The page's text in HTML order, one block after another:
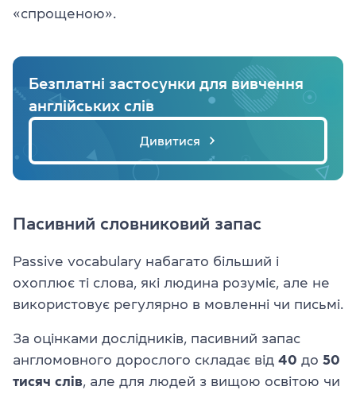
«спрощеною».
Безплатні застосунки для вивчення
англійських слів
Дивитися
Пасивний словниковий запас
Passive vocabulary набагато більший і
охоплює ті слова, які людина розуміє, але не
використовує регулярно в мовленні чи письмі.
За оцінками дослідників, пасивний запас
англомовного дорослого складає від 40 до 50
тисяч слів , але для людей з вищою освітою чи